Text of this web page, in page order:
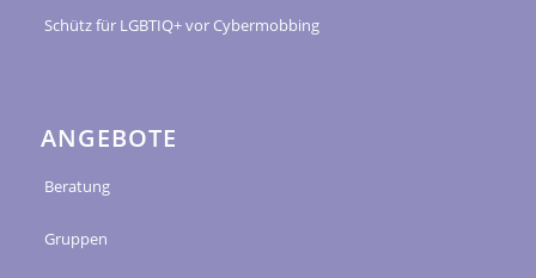
Schütz für LGBTIQ+ vor Cybermobbing
ANGEBOTE
Beratung
Gruppen